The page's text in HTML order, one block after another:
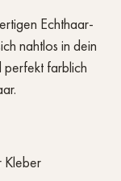
Echthaar-
nahtlos in dein
perfekt farblich
Kleber